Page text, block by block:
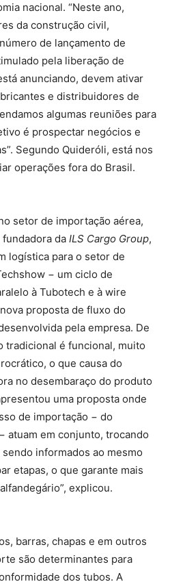
nacional. “Neste ano,
da construção civil,
de lançamento de
pela liberação de
anunciando, devem ativar
e distribuidores de
algumas reuniões para
é prospectar negócios e
Segundo Quideróli, está nos
operações fora do Brasil.
setor de importação aérea,
da ILS Cargo Group,
logística para o setor de
− um ciclo de
à Tubotech e à wire
proposta de fluxo do
pela empresa. De
tradicional é funcional, muito
o que causa do
no desembaraço do produto
uma proposta onde
de importação − do
atuam em conjunto, trocando
informados ao mesmo
etapas, o que garante mais
explicou.
barras, chapas e em outros
são determinantes para
dos tubos. A